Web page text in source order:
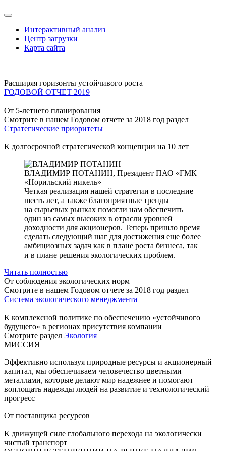
Интерактивный анализ
Центр загрузки
Карта сайта
Расширяя горизонты устойчивого роста
ГОДОВОЙ ОТЧЕТ 2019
От 5-летнего планирования
Смотрите в нашем Годовом отчете за 2018 год раздел
Стратегические приоритеты
К долгосрочной стратегической концепции на 10 лет
ВЛАДИМИР ПОТАНИН, Президент ПАО «ГМК
«Норильский никель»
Четкая реализация нашей стратегии в последние
шесть лет, а также благоприятные тренды
на сырьевых рынках помогли нам обеспечить
один из самых высоких в отрасли уровней
доходности для акционеров. Теперь пришло время
сделать следующий шаг для достижения еще более
амбициозных задач как в плане роста бизнеса, так
и в плане решения экологических проблем.
Читать полностью
От соблюдения экологических норм
Смотрите в нашем Годовом отчете за 2018 год раздел
Система экологического менеджмента
К комплексной политике по обеспечению «устойчивого
будущего» в регионах присутствия компании
Смотрите раздел Экология
МИССИЯ
Эффективно используя природные ресурсы и акционерный
капитал, мы обеспечиваем человечество цветными
металлами, которые делают мир надежнее и помогают
воплощать надежды людей на развитие и технологический
прогресс
От поставщика ресурсов
К движущей силе глобального перехода на экологически
чистый транспорт